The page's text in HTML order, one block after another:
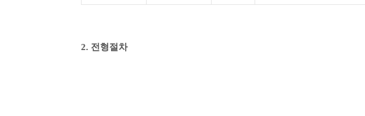
2. 전형절차